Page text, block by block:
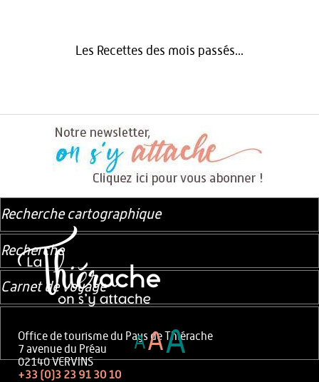
Les Recettes des mois passés...
Office de tourisme du Pays de Thiérache
7 avenue du Préau
02140 VERVINS
+33 (0)3 23 91 30 10
Recherche cartographique
Recherche
Carnet de voyage
AAA